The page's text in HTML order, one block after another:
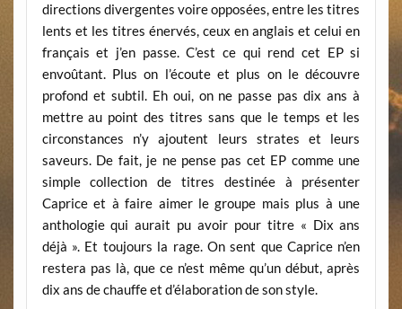
directions divergentes voire opposées, entre les titres
lents et les titres énervés, ceux en anglais et celui en
français et j’en passe. C’est ce qui rend cet EP si
envoûtant. Plus on l’écoute et plus on le découvre
profond et subtil. Eh oui, on ne passe pas dix ans à
mettre au point des titres sans que le temps et les
circonstances n’y ajoutent leurs strates et leurs
saveurs. De fait, je ne pense pas cet EP comme une
simple collection de titres destinée à présenter
Caprice et à faire aimer le groupe mais plus à une
anthologie qui aurait pu avoir pour titre « Dix ans
déjà ». Et toujours la rage. On sent que Caprice n’en
restera pas là, que ce n’est même qu’un début, après
dix ans de chauffe et d’élaboration de son style.